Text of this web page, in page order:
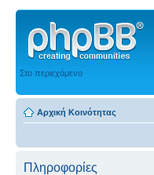
Στο περιεχόμενο
Αρχική Κοινότητας
Πληροφορίες